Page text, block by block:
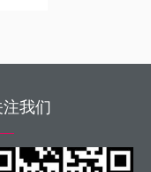
注我们